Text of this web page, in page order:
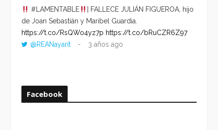
#LAMENTABLE
| FALLECE JULIÁN FIGUEROA, hijo
de Joan Sebastián y Maribel Guardia.
https://t.co/RsQWo4yz7p https://t.co/bRuCZR6Z97
@REANayarit
3 años ago
Facebook